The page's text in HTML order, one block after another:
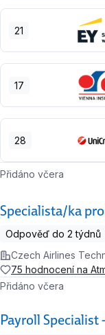
21
17
28
Specialista/ka
Přidáno včera
Odpověď do 2 týdnů
Czech Airlines
75 hodnocení na
Payroll Specialist
Přidáno včera